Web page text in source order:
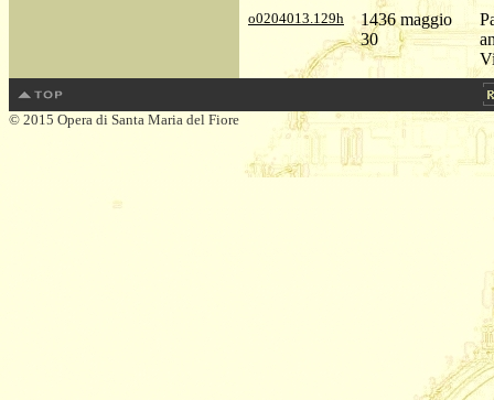
o0204013.129h
1436 maggio
30
© 2015 Opera di Santa Maria del Fiore